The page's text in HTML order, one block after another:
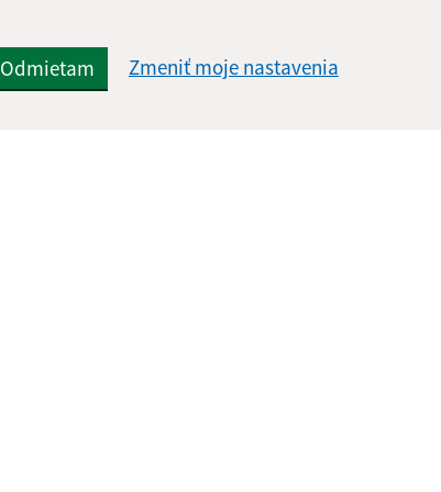
Odmietam Zmeniť moje nastavenia